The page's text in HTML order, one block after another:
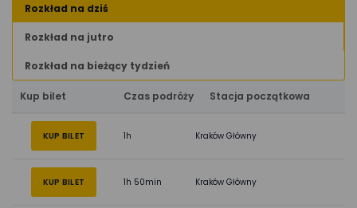
Rozkład na dziś
Rozkład na jutro
Rozkład na bieżący tydzień
Kup bilet Czas podróży Stacja początkowa
KUP BILET 1h Kraków Główny
KUP BILET 1h 50min Kraków Główny